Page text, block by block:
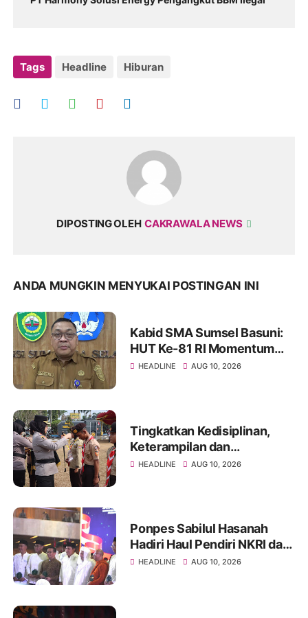
Tags Headline Hiburan
DIPOSTING OLEH CAKRAWALA NEWS
ANDA MUNGKIN MENYUKAI POSTINGAN INI
Kabid SMA Sumsel Basuni:
HUT Ke-81 RI Momentum
Perkuat Karakter dan
HEADLINE AUG 10, 2026
Tingkatkan Kedisiplinan,
Keterampilan dan
Sportivitas Generasi Muda,
HEADLINE AUG 10, 2026
Ponpes Sabilul Hasanah
Hadiri Haul Pendiri NKRI dan
Dzikir Kebangsaan Syarif,
HEADLINE AUG 10, 2026